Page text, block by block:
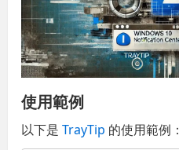
使用範例
以下是TrayTip 的使用範例：